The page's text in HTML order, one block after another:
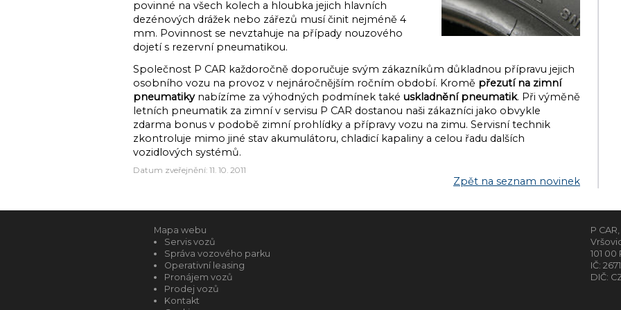
povinné na všech kolech a hloubka jejich hlavních
dezénových drážek nebo zářezů musí činit nejméně 4
mm. Povinnost se nevztahuje na případy nouzového
dojetí s rezervní pneumatikou.
Společnost P CAR každoročně doporučuje svým zákazníkům důkladnou přípravu jejich
osobního vozu na provoz v nejnáročnějším ročním období. Kromě přezutí na zimní
pneumatikynabízíme za výhodných podmínek také uskladnění pneumatik. Při výměně
letních pneumatik za zimní v servisu P CAR dostanou naši zákazníci jako obvykle
zdarma bonus v podobě zimní prohlídky a přípravy vozu na zimu. Servisní technik
zkontroluje mimo jiné stav akumulátoru, chladicí kapaliny a celou řadu dalších
vozidlových systémů.
Datum zveřejnění: 11. 10. 2011
Zpět na seznam novinek
Mapa webu
Servis vozů
Správa vozového parku
Operativní leasing
Pronájem vozů
Prodej vozů
Kontakt
P
101 00
IČ:
DIČ: